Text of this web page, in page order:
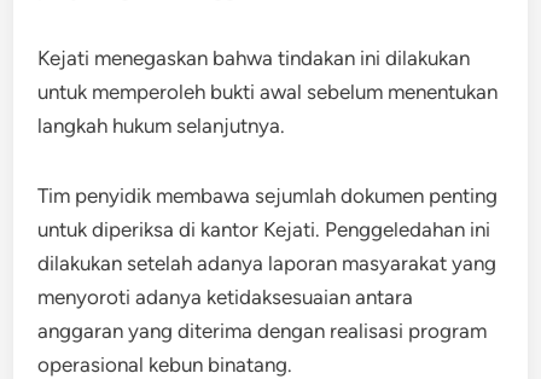
Kejati menegaskan bahwa tindakan ini dilakukan
untuk memperoleh bukti awal sebelum menentukan
langkah hukum selanjutnya.
Tim penyidik membawa sejumlah dokumen penting
untuk diperiksa di kantor Kejati. Penggeledahan ini
dilakukan setelah adanya laporan masyarakat yang
menyoroti adanya ketidaksesuaian antara
anggaran yang diterima dengan realisasi program
operasional kebun binatang.